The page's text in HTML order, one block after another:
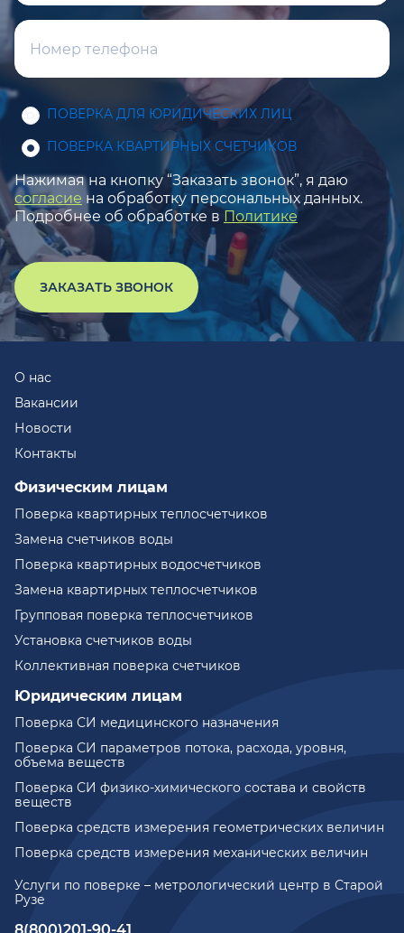
ПОВЕРКА ДЛЯ ЮРИДИЧЕСКИХ ЛИЦ
ПОВЕРКА КВАРТИРНЫХ СЧЕТЧИКОВ
Нажимая на кнопку “Заказать звонок”, я даю
согласие на обработку персональных данных.
Подробнее об обработке в Политике
ЗАКАЗАТЬ ЗВОНОК
Услуги по поверке – метрологический центр в Старой
Рузе
О нас
Вакансии
Новости
Контакты
Физическим лицам
Поверка квартирных теплосчетчиков
Замена счетчиков воды
Поверка квартирных водосчетчиков
Замена квартирных теплосчетчиков
Групповая поверка теплосчетчиков
Установка счетчиков воды
Коллективная поверка счетчиков
Юридическим лицам
Поверка СИ медицинского назначения
Поверка СИ параметров потока, расхода, уровня,
объема веществ
Поверка СИ физико-химического состава и свойств
веществ
Поверка средств измерения геометрических величин
Поверка средств измерения механических величин